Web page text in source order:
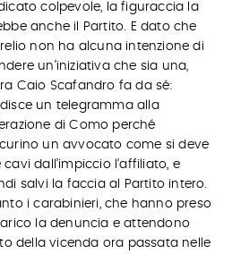
colpevole, la figuraccia la
anche il Partito. E dato che
non ha alcuna intenzione di
un’iniziativa che sia una,
Caio Scafandro fa da sé:
un telegramma alla
di Como perché
un avvocato come si deve
cavi dall’impiccio l’affiliato, e
salvi la faccia al Partito intero.
i carabinieri, che hanno preso
la denuncia e attendono
della vicenda ora passata nelle